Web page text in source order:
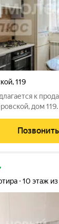
,119
к
дом
произведен
-
Позвонить
10 этаж из